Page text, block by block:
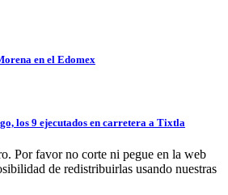
en el Edomex
los 9 ejecutados en carretera a Tixtla
Por favor no corte ni pegue en la web
de redistribuirlas usando nuestras